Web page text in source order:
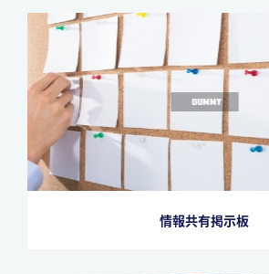
情報共有掲示板